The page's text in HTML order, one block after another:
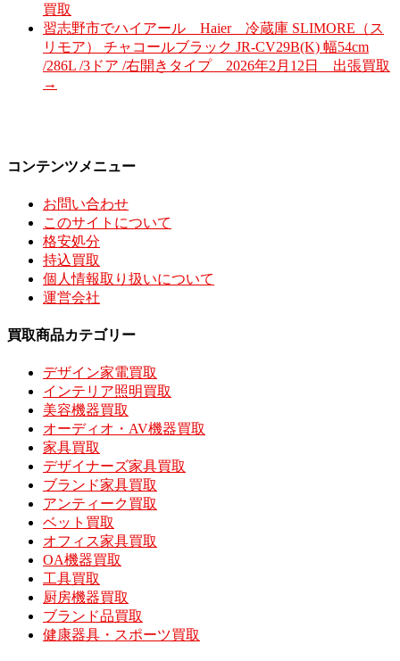
買取
習志野市でハイアール Haier 冷蔵庫 SLIMORE（ス
リモア） チャコールブラック JR-CV29B(K) 幅54cm
/286L /3ドア /右開きタイプ 2026年2月12日 出張買取
→
コンテンツメニュー
お問い合わせ
このサイトについて
格安処分
持込買取
個人情報取り扱いについて
運営会社
買取商品カテゴリー
デザイン家電買取
インテリア照明買取
美容機器買取
オーディオ・AV機器買取
家具買取
デザイナーズ家具買取
ブランド家具買取
アンティーク買取
ベット買取
オフィス家具買取
OA機器買取
工具買取
厨房機器買取
ブランド品買取
健康器具・スポーツ買取